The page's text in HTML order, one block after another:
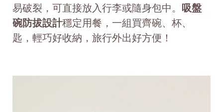
易破裂，可直接放入行李或隨身包中。 吸盤
碗防拔設計穩定用餐，一組買齊碗、杯、
匙，輕巧好收納，旅行外出好方便！